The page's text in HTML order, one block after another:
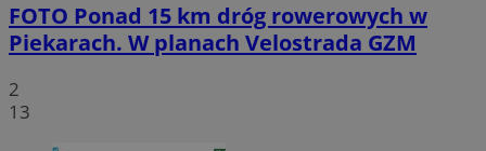
FOTO Ponad 15 km dróg rowerowych w
Piekarach. W planach Velostrada GZM
2
13